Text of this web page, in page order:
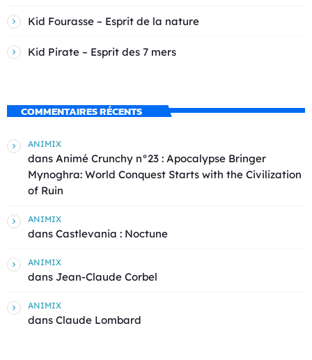
Kid Fourasse – Esprit de la nature
Kid Pirate – Esprit des 7 mers
COMMENTAIRES RÉCENTS
ANIMIX
dans Animé Crunchy n°23 : Apocalypse Bringer
Mynoghra: World Conquest Starts with the Civilization
of Ruin
ANIMIX
dans Castlevania : Noctune
ANIMIX
dans Jean-Claude Corbel
ANIMIX
dans Claude Lombard